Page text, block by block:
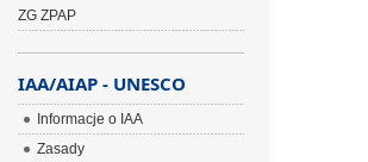
ZG ZPAP
IAA/AIAP - UNESCO
Informacje o IAA
Zasady